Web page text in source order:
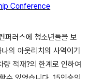
Conference
퍼러스에 청소년들을 보
의 아웃리치의 사역이기
량 적재?의 한계로 인하여